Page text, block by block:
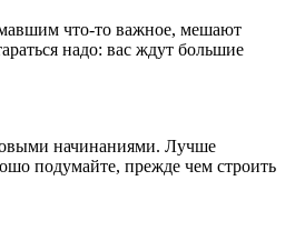
что-то важное, мешают
надо: вас ждут большие
начинаниями. Лучше
подумайте, прежде чем строить